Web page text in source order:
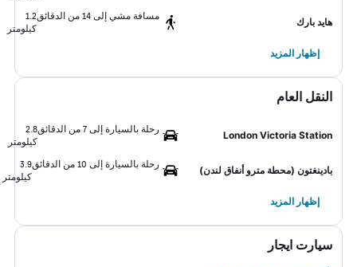
هايد بارك
مسافة مشي إلى 14 من الدقائق
1.2
كيلومتر
إظهار المزيد
النقل العام
London Victoria Station
رحلة بالسيارة إلى 7 من الدقائق
2.8
كيلومتر
بادينغتون (محطة مترو أنفاق لندن)
رحلة بالسيارة إلى 10 من الدقائق
3.9
كيلومتر
إظهار المزيد
سيارت ايجار